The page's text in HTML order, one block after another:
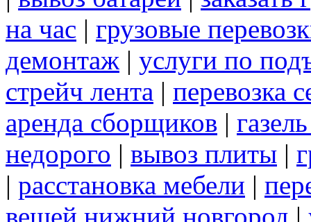
на час | грузовые
демонтаж | услуги по
стрейч лента | перевозка
аренда сборщиков |
недорого | вывоз плиты |
| расстановка мебели |